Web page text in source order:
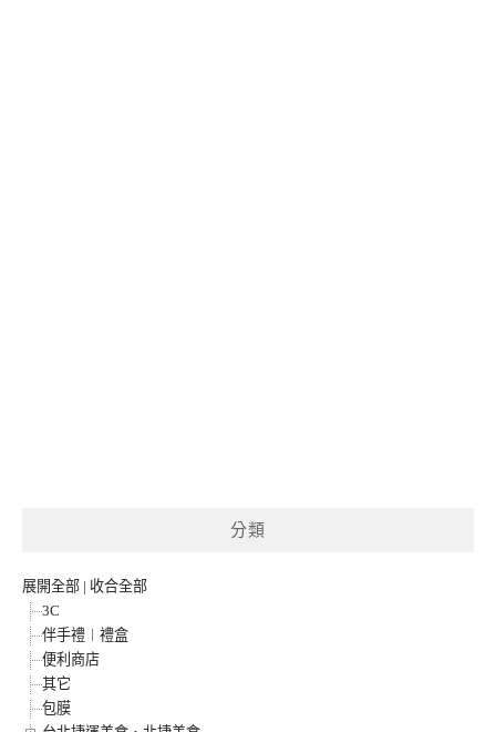
分類
展開全部 | 收合全部
3C
伴手禮︱禮盒
便利商店
其它
包膜